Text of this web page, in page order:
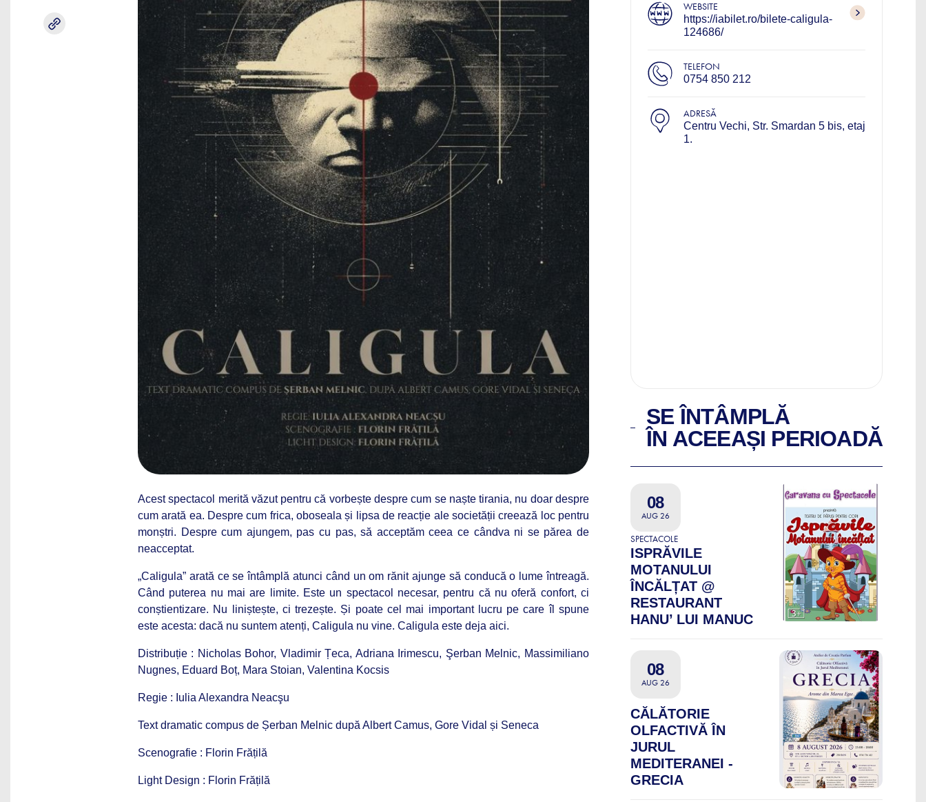
Acest spectacol merită văzut pentru că vorbește despre cum se naște tirania, nu doar despre
cum arată ea. Despre cum frica, oboseala și lipsa de reacție ale societății creează loc pentru
monștri. Despre cum ajungem, pas cu pas, să acceptăm ceea ce cândva ni se părea de
neacceptat.
„Caligula” arată ce se întâmplă atunci când un om rănit ajunge să conducă o lume întreagă.
Când puterea nu mai are limite. Este un spectacol necesar, pentru că nu oferă confort, ci
conștientizare. Nu liniștește, ci trezește. Și poate cel mai important lucru pe care îl spune
este acesta: dacă nu suntem atenți, Caligula nu vine. Caligula este deja aici.
Distribuție : Nicholas Bohor, Vladimir Țeca, Adriana Irimescu, Şerban Melnic, Massimiliano
Nugnes, Eduard Boț, Mara Stoian, Valentina Kocsis
Regie : Iulia Alexandra Neacşu
Text dramatic compus de Șerban Melnic după Albert Camus, Gore Vidal și Seneca
Scenografie : Florin Frățilă
Light Design : Florin Frățilă
WEBSITE
https://iabilet.ro/bilete-caligula-
124686/
TELEFON
0754 850 212
ADRESĂ
Centru Vechi, Str. Smardan 5 bis, etaj
1.
SE ÎNTÂMPLĂ
ÎN ACEEAȘI PERIOADĂ
08
AUG 26
SPECTACOLE
ISPRĂVILE
MOTANULUI
ÎNCĂLȚAT @
RESTAURANT
HANU’ LUI MANUC
08
AUG 26
CĂLĂTORIE
OLFACTIVĂ ÎN
JURUL
MEDITERANEI -
GRECIA